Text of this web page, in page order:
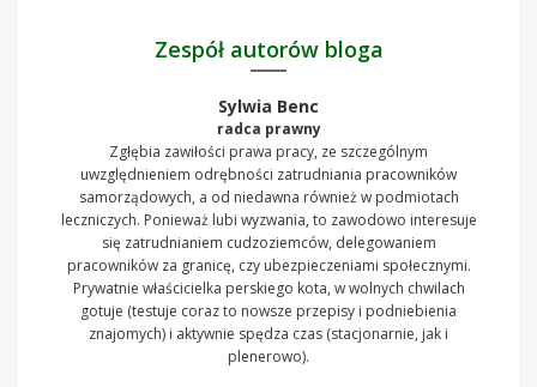
Zespół autorów bloga
Sylwia Benc
radca prawny
Zgłębia zawiłości prawa pracy, ze szczególnym
uwzględnieniem odrębności zatrudniania pracowników
samorządowych, a od niedawna również w podmiotach
leczniczych. Ponieważ lubi wyzwania, to zawodowo interesuje
się zatrudnianiem cudzoziemców, delegowaniem
pracowników za granicę, czy ubezpieczeniami społecznymi.
Prywatnie właścicielka perskiego kota, w wolnych chwilach
gotuje (testuje coraz to nowsze przepisy i podniebienia
znajomych) i aktywnie spędza czas (stacjonarnie, jak i
plenerowo).